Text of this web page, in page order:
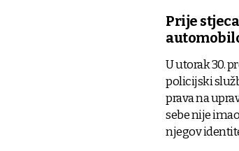
Prije
U utorak 30.
policijski
prava na
sebe nije
njegov